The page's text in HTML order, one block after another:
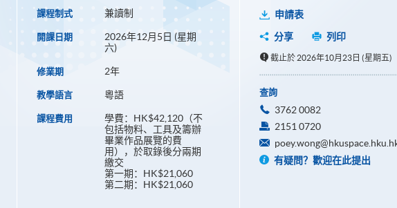
課程制式 兼讀制
開課日期
2026年12月5日 (星期
六)
修業期 2年
教學語言 粵語
課程費用
學費：HK$42,120（不
包括物料、工具及籌辦
畢業作品展覽的費
用），於取錄後分兩期
繳交
第一期：HK$21,060
第二期：HK$21,060
申請表
分享
列印
截止於 2026年10月23日 (星期五)
查詢
3762 0082
2151 0720
有疑問？歡迎在此提出